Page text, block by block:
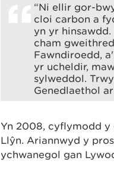
“Ni ellir gor-
cloi carbon a
yn yr
cham
Fawndiroedd,
yr ucheldir,
sylweddol.
Genedlaethol
Yn 2008, cyflymodd y
Llŷn. Ariannwyd y
ychwanegol gan